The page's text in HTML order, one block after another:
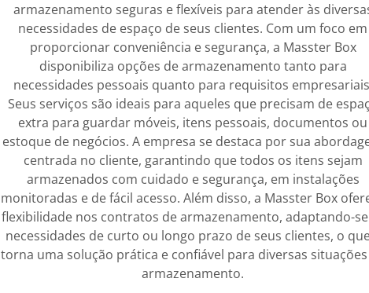
armazenamento seguras e flexíveis para atender às
necessidades de espaço de seus clientes. Com um foco em
proporcionar conveniência e segurança, a Masster Box
disponibiliza opções de armazenamento tanto para
necessidades pessoais quanto para requisitos
Seus serviços são ideais para aqueles que precisam de
extra para guardar móveis, itens pessoais, documentos ou
estoque de negócios. A empresa se destaca por sua
centrada no cliente, garantindo que todos os itens sejam
armazenados com cuidado e segurança, em instalações
monitoradas e de fácil acesso. Além disso, a Masster Box
flexibilidade nos contratos de armazenamento, adaptando-
necessidades de curto ou longo prazo de seus clientes, o
torna uma solução prática e confiável para diversas
armazenamento.